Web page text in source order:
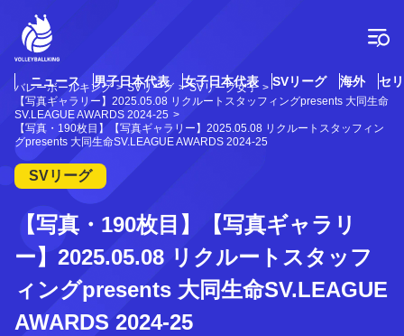
テ
ツ
プ
ニュース 男子日本代表 女子日本代表 SVリーグ 海外 セ
バレーボールキング SVリーグ
SVリーグ女子
【写真ギャラリー】2025.05.08 リクルートスタッフィングpresents 大同生命
SV.LEAGUE AWARDS 2024-25
【写真・190枚目】【写真ギャラリー】2025.05.08 リクルートスタッフィン
グpresents 大同生命SV.LEAGUE AWARDS 2024-25
SVリーグ
【写真・190枚目】【写真ギャラリ
ー】2025.05.08 リクルートスタッフ
ィングpresents 大同生命SV.LEAGUE
AWARDS 2024-25